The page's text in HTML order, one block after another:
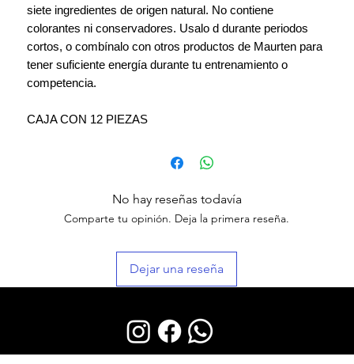
siete ingredientes de origen natural. No contiene
colorantes ni conservadores. Usalo d durante periodos
cortos, o combínalo con otros productos de Maurten para
tener suficiente energía durante tu entrenamiento o
competencia.
CAJA CON 12 PIEZAS
No hay reseñas todavía
Comparte tu opinión. Deja la primera reseña.
Dejar una reseña